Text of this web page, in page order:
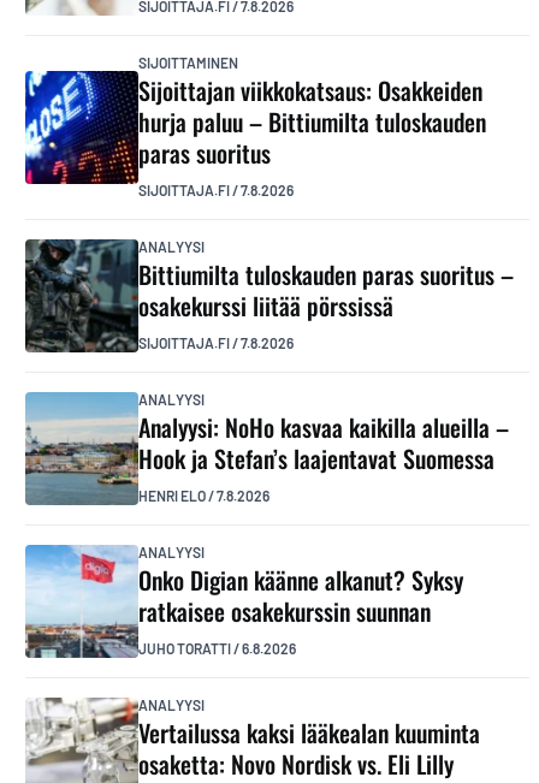
SIJOITTAJA.FI/7.8.2026
SIJOITTAMINEN
Sijoittajan viikkokatsaus: Osakkeiden
hurja paluu – Bittiumilta tuloskauden
paras suoritus
SIJOITTAJA.FI/7.8.2026
ANALYYSI
Bittiumilta tuloskauden paras suoritus –
osakekurssi liitää pörssissä
SIJOITTAJA.FI/7.8.2026
ANALYYSI
Analyysi: NoHo kasvaa kaikilla alueilla –
Hook ja Stefan’s laajentavat Suomessa
HENRI ELO/7.8.2026
ANALYYSI
Onko Digian käänne alkanut? Syksy
ratkaisee osakekurssin suunnan
JUHO TORATTI/6.8.2026
ANALYYSI
Vertailussa kaksi lääkealan kuuminta
osaketta: Novo Nordisk vs. Eli Lilly